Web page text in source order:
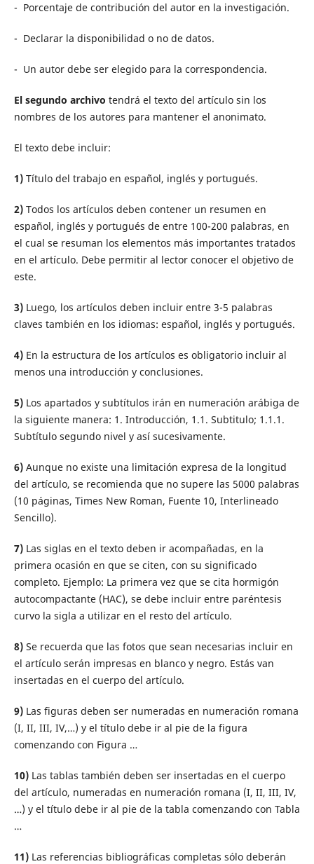
- Porcentaje de contribución del autor en la investigación.
- Declarar la disponibilidad o no de datos.
- Un autor debe ser elegido para la correspondencia.
El segundo archivo tendrá el texto del artículo sin los
nombres de los autores para mantener el anonimato.
El texto debe incluir:
1)Título del trabajo en español, inglés y portugués.
2)Todos los artículos deben contener un resumen en
español, inglés y portugués de entre 100-200 palabras, en
el cual se resuman los elementos más importantes tratados
en el artículo. Debe permitir al lector conocer el objetivo de
este.
3)Luego, los artículos deben incluir entre 3-5 palabras
claves también en los idiomas: español, inglés y portugués.
4)En la estructura de los artículos es obligatorio incluir al
menos una introducción y conclusiones.
5)Los apartados y subtítulos irán en numeración arábiga de
la siguiente manera: 1. Introducción, 1.1. Subtitulo; 1.1.1.
Subtítulo segundo nivel y así sucesivamente.
6)Aunque no existe una limitación expresa de la longitud
del artículo, se recomienda que no supere las 5000 palabras
(10 páginas, Times New Roman, Fuente 10, Interlineado
Sencillo).
7)Las siglas en el texto deben ir acompañadas, en la
primera ocasión en que se citen, con su significado
completo. Ejemplo: La primera vez que se cita hormigón
autocompactante (HAC), se debe incluir entre paréntesis
curvo la sigla a utilizar en el resto del artículo.
8)Se recuerda que las fotos que sean necesarias incluir en
el artículo serán impresas en blanco y negro. Estás van
insertadas en el cuerpo del artículo.
9)Las figuras deben ser numeradas en numeración romana
(I, II, III, IV,…) y el título debe ir al pie de la figura
comenzando con Figura …
10)Las tablas también deben ser insertadas en el cuerpo
del artículo, numeradas en numeración romana (I, II, III, IV,
…) y el título debe ir al pie de la tabla comenzando con Tabla
…
11)Las referencias bibliográficas completas sólo deberán